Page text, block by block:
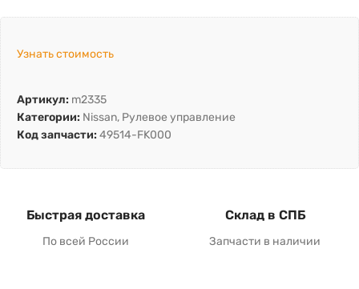
Узнать стоимость
Артикул: m2335
Категории: Nissan, Рулевое управление
Код запчасти: 49514-FK000
Быстрая доставка
По всей России
Склад в СПБ
Запчасти в наличии